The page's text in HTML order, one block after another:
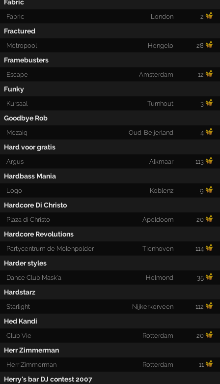
Fabric
Fabric London 2
Fractured
Metropool Hengelo 28
Framebusters
Escape Amsterdam 12
Funky
Kursaal Turnhout 3
Goodbye Rob
Mozaiq Oud-Beijerland 4
Hard voor gratis
Argus Alkmaar 113
Hardbass Mania
Logo Koblenz 9
Hardcore Di Christo
Plaza di Christo Apeldoorn 20
Hardcore Revolutions
Partycentrum de Molenpolder Tienhoven 114
Harder styles
Dance Club Mask'a Helmond 35
Hardstarz
Starlight Nijkerkerveen 112
Hed Kandi
Club Vie Rotterdam 20
Herr Zimmerman
Herr Zimmerman Rotterdam 11
Herry's bar DJ contest 2007